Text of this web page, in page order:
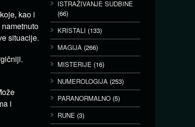
kao i
situacije.
i
ISTRAŽIVANJE SUDBINE
(66)
KRISTALI (133)
MAGIJA (266)
MISTERIJE (16)
NUMEROLOGIJA (253)
PARANORMALNO (5)
RUNE (3)